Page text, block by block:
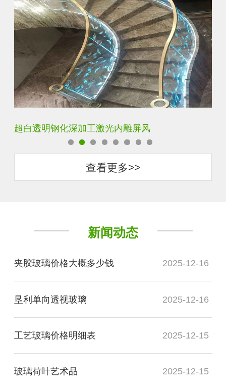
玄关水晶立体雕刻3D激光内雕玻璃
查看更多>>
新闻动态
夹胶玻璃价格大概多少钱 2025-12-16
垦利单向透视玻璃 2025-12-16
工艺玻璃价格明细表 2025-12-15
玻璃荷叶艺术品 2025-12-15